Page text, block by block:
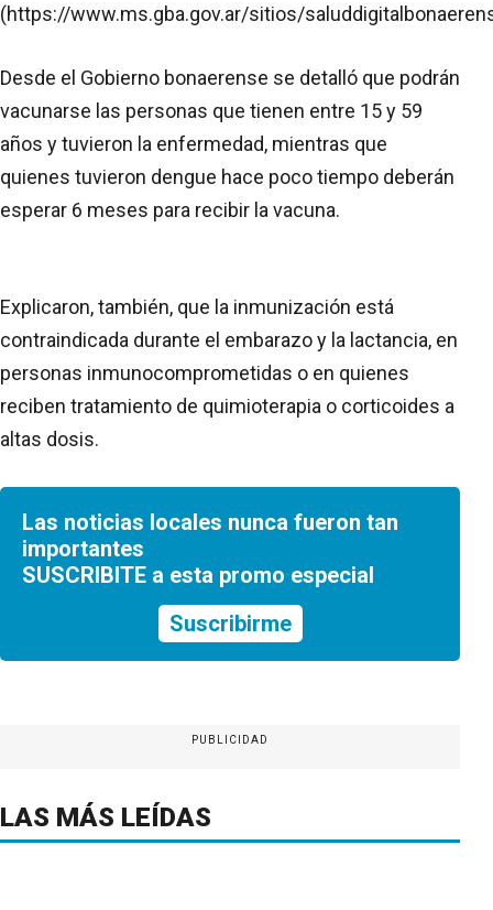
(https://www.ms.gba.gov.ar/sitios/
Desde el Gobierno bonaerense se detalló que podrán
vacunarse las personas que tienen entre 15 y 59
años y tuvieron la enfermedad, mientras que
quienes tuvieron dengue hace poco tiempo deberán
esperar 6 meses para recibir la vacuna.
Explicaron, también, que la inmunización está
contraindicada durante el embarazo y la lactancia, en
personas inmunocomprometidas o en quienes
reciben tratamiento de quimioterapia o corticoides a
altas dosis.
Las noticias locales nunca fueron tan
importantes
SUSCRIBITE a esta promo especial
Suscribirme
PUBLICIDAD
LAS MÁS LEÍDAS